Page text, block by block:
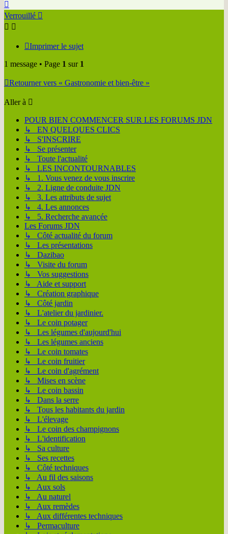
Verrouillé
Imprimer le sujet
1 message • Page 1 sur 1
Retourner vers « Gastronomie et bien-être »
Aller à
POUR BIEN COMMENCER SUR LES FORUMS JDN
↳ EN QUELQUES CLICS
↳ S'INSCRIRE
↳ Se présenter
↳ Toute l'actualité
↳ LES INCONTOURNABLES
↳ 1. Vous venez de vous inscrire
↳ 2. Ligne de conduite JDN
↳ 3. Les attributs de sujet
↳ 4. Les annonces
↳ 5. Recherche avançée
Les Forums JDN
↳ Côté actualité du forum
↳ Les présentations
↳ Dazibao
↳ Visite du forum
↳ Vos suggestions
↳ Aide et support
↳ Création graphique
↳ Côté jardin
↳ L'atelier du jardinier.
↳ Le coin potager
↳ Les légumes d'aujourd'hui
↳ Les légumes anciens
↳ Le coin tomates
↳ Le coin fruitier
↳ Le coin d'agrément
↳ Mises en scène
↳ Le coin bassin
↳ Dans la serre
↳ Tous les habitants du jardin
↳ L'élevage
↳ Le coin des champignons
↳ L'identification
↳ Sa culture
↳ Ses recettes
↳ Côté techniques
↳ Au fil des saisons
↳ Aux sols
↳ Au naturel
↳ Aux remèdes
↳ Aux différentes techniques
↳ Permaculture